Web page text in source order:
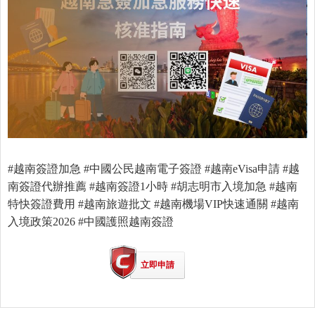
#越南簽證加急 #中國公民越南電子簽證 #越南eVisa申請 #越
南簽證代辦推薦 #越南簽證1小時 #胡志明市入境加急 #越南
特快簽證費用 #越南旅遊批文 #越南機場VIP快速通關 #越南
入境政策2026 #中國護照越南簽證
立即申請